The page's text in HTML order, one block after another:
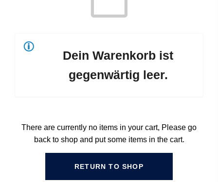
Dein Warenkorb ist
gegenwärtig leer.
There are currently no items in your cart, Please go
back to shop and put some items in the cart.
RETURN TO SHOP